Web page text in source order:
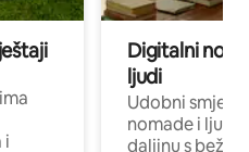
i
Digitalni
ljudi
Udobni
nomade i ljude
daljinu s